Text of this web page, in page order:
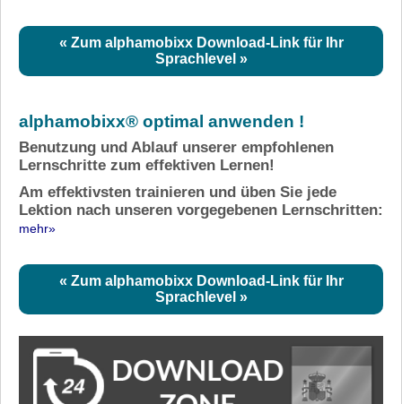
« Zum alphamobixx Download-Link für Ihr
Sprachlevel »
alphamobixx® optimal anwenden !
Benutzung und Ablauf unserer empfohlenen
Lernschritte zum effektiven Lernen!
Am effektivsten trainieren und üben Sie jede
Lektion nach unseren vorgegebenen Lernschritten:
mehr»
« Zum alphamobixx Download-Link für Ihr
Sprachlevel »